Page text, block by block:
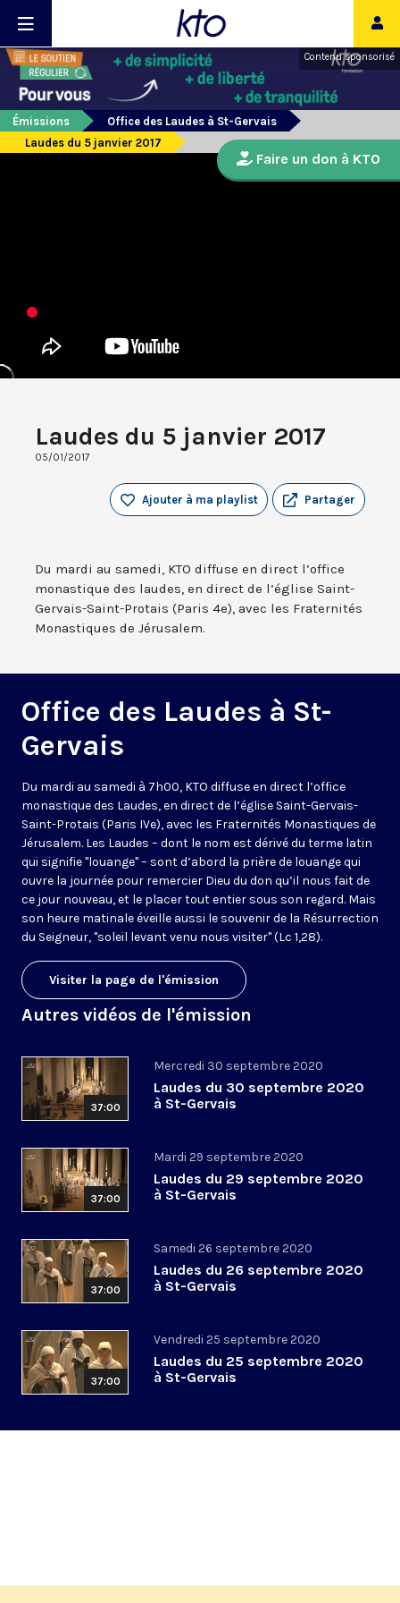
Contenu sponsorisé
Émissions
Office des Laudes à St-Gervais
Laudes du 5 janvier 2017
Laudes du 5 janvier 2017
05/01/2017
Partager
Ajouter à ma playlist
Du mardi au samedi, KTO diffuse en direct l’office
monastique des laudes, en direct de l’église Saint-
Gervais-Saint-Protais (Paris 4e), avec les Fraternités
Monastiques de Jérusalem.
Office des Laudes à St-
Gervais
Du mardi au samedi à 7h00, KTO diffuse en direct l’office
monastique des Laudes, en direct de l’église Saint-Gervais-
Saint-Protais (Paris IVe), avec les Fraternités Monastiques de
Jérusalem. Les Laudes – dont le nom est dérivé du terme latin
qui signifie "louange" – sont d’abord la prière de louange qui
ouvre la journée pour remercier Dieu du don qu’il nous fait de
ce jour nouveau, et le placer tout entier sous son regard. Mais
son heure matinale éveille aussi le souvenir de la Résurrection
du Seigneur, "soleil levant venu nous visiter" (Lc 1,28).
Visiter la page de l'émission
Autres vidéos de l'émission
37:00
Mercredi 30 septembre 2020
Laudes du 30 septembre 2020
à St-Gervais
37:00
Mardi 29 septembre 2020
Laudes du 29 septembre 2020
à St-Gervais
37:00
Samedi 26 septembre 2020
Laudes du 26 septembre 2020
à St-Gervais
37:00
Vendredi 25 septembre 2020
Laudes du 25 septembre 2020
à St-Gervais
Faire un don à KTO